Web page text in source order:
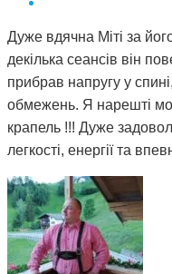
Дуже вдячна Міті за
декілька сеансів він
прибрав напругу у
обмежень. Я нарешті
крапель !!! Дуже
легкості, енергії та